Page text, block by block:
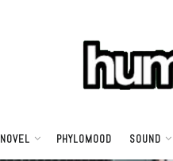
NOVEL PHYLOMOOD SOUND